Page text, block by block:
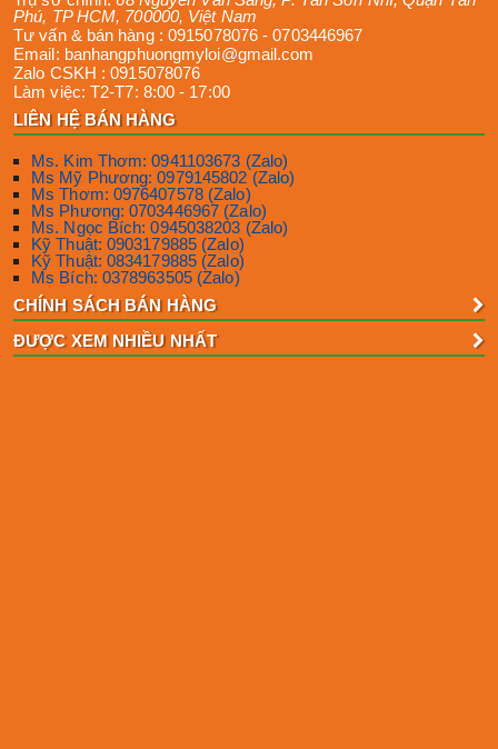
Phú, TP HCM, 700000, Việt Nam
Tư vấn & bán hàng : 0915078076 -0703446967
Email: banhangphuongmyloi@gmail.com
Zalo CSKH :0915078076
Làm việc: T2-T7: 8:00 - 17:00
LIÊN HỆ BÁN HÀNG
Ms. Kim Thơm: 0941103673 (Zalo)
Ms Mỹ Phương: 0979145802 (Zalo)
Ms Thơm: 0976407578 (Zalo)
Ms Phương: 0703446967 (Zalo)
Ms. Ngọc Bích: 0945038203 (Zalo)
Kỹ Thuật: 0903179885 (Zalo)
Kỹ Thuật: 0834179885 (Zalo)
Ms Bích: 0378963505 (Zalo)
CHÍNH SÁCH BÁN HÀNG
ĐƯỢC XEM NHIỀU NHẤT